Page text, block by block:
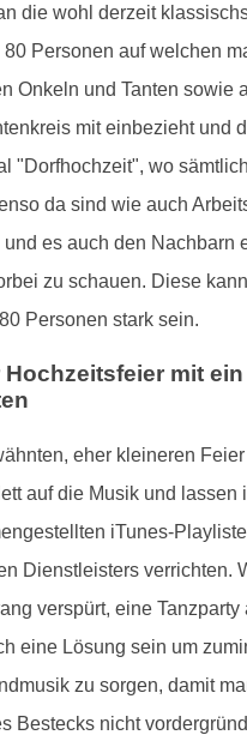
die wohl derzeit
Personen auf welchen
Onkeln und Tanten sowie
mit einbezieht und
"Dorfhochzeit", wo
da sind wie auch
es auch den Nachbarn
zu schauen. Diese
Personen stark sein.
mit
eher kleineren
auf die Musik und lassen
iTunes-
Dienstleisters verrichten.
verspürt, eine Tanzparty
eine Lösung sein um
zu sorgen, damit
Bestecks nicht